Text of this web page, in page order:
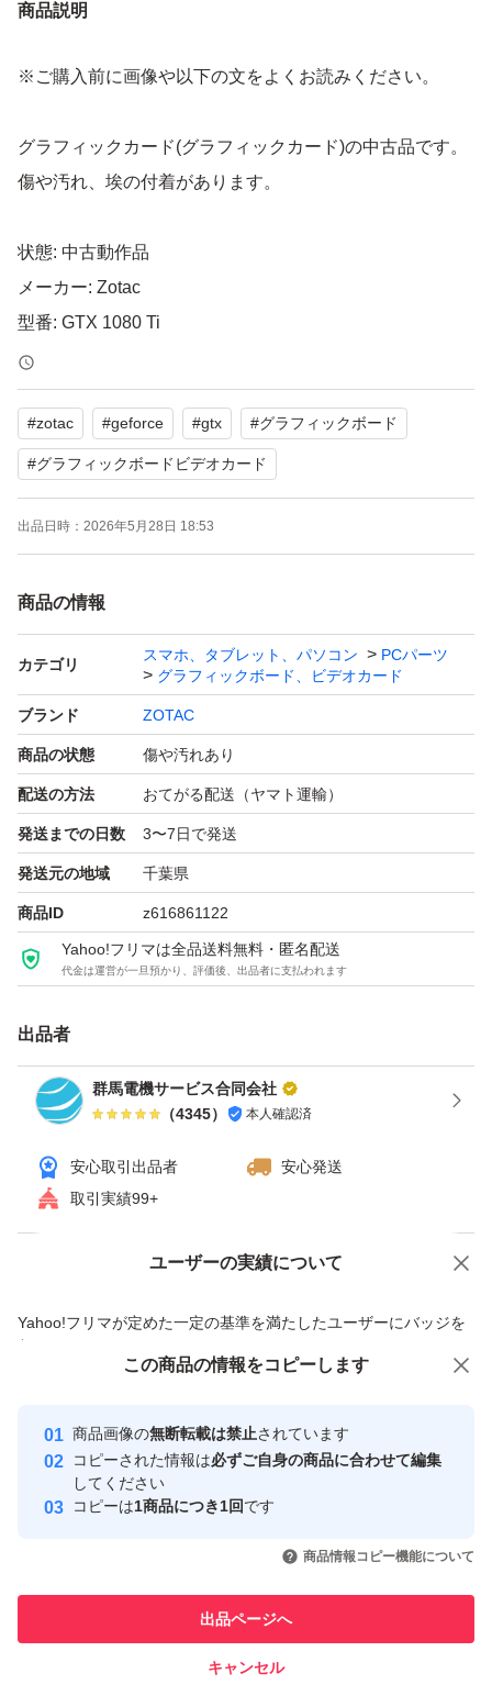
商品説明
※ご購入前に画像や以下の文をよくお読みください。
グラフィックカード(グラフィックカード)の中古品です。
傷や汚れ、埃の付着があります。
状態: 中古動作品
メーカー: Zotac
型番: GTX 1080 Ti
VRAM: 11GB GDDR5X
コネクタ: 画像4
その他仕様は以下のURLから確認できます。
https://www.zotac.com/jp/product/graphics_card/zotac-gefo
rce-gtx-1080-ti-blower
その他: 付属品なし
・動作確認は前使用機に搭載した状態での実動作にて確認
しております。その後しばらくの間は保管品となっており
ます。なお、3Dレンダリングや各種ベンチマークでの負
荷テスト等は行っておりません。動作保証をした状態で出
荷いたしますので、必ず動作確認をお願いいたします（着
荷後すぐの動作確認で異常があった場合は対応いたしま
す。)
・精密機器であり、ご使用の環境によっては特定・再現で
きない不具合が発生することもあるかもしれません。
【不良対応について】
す。着荷後にまったく認識しない、映像出力がされないな
どの明らかな初期不良については対応いたします。お客様
の方で負荷テストや詳細診断を行なってから受取確認する
方がいらっしゃいますが、その類の調査の結果見つかった
不具合などは動作保証の範囲外となります。
・原則、対応は受け取り連絡・またはYahoo!による強制
・付属品については不良対応の対象外です。
・できるだけ配慮しておりますが写真を撮る際に傷や汚れ
一切お断り致します。
・汚れや指紋が一部残ったままになってしまうことがあり
ます。
・発送目安は3-7日です。
・梱包資材は一部流用を行なっております。予めご了承く
#zotac #geforce #gtx #グラフィックボード
#グラフィックボードビデオカード
出品日時： 2026年5月28日 18:53
商品の情報
カテゴリ
スマホ、タブレット、パソコン
PCパーツ
グラフィックボード、ビデオカード
ブランド ZOTAC
商品の状態 傷や汚れあり
配送の方法 おてがる配送（ヤマト運輸）
発送までの日数 3〜7日で発送
発送元の地域 千葉県
商品ID z616861122
Yahoo!フリマは全品送料無料・匿名配送
代金は運営が一旦預かり、評価後、出品者に支払われます
出品者
群馬電機サービス合同会社
（4345） 本人確認済
安心取引出品者
安心発送
取引実績99+
ユーザーの実績について
Yahoo!フリマが定めた一定の基準を満たしたユーザーにバッジを
付与しています
安心取引出品者
心・安全なユーザーです
取引実績
引を完了させた実績があります
での取引実績があります
価格の相談 商品への質問
この商品の情報をコピーします
商品画像の無断転載は禁止されています
コピーされた情報は必ずご自身の商品に合わせて編集
してください
コピーは1商品につき1回です
商品情報コピー機能について
出品ページへ
キャンセル
この商品をみている人にオススメ